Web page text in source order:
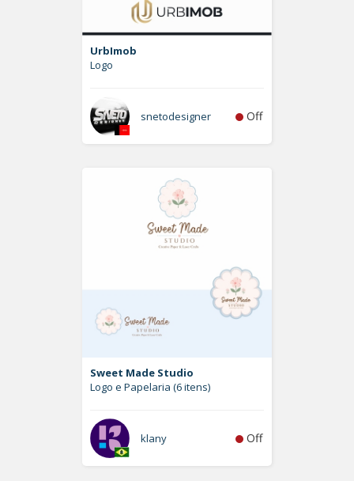
UrbImob
Logo
snetodesigner Off
Sweet Made Studio
Logo e Papelaria (6 itens)
klany Off